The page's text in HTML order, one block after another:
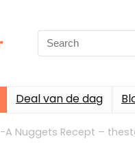
Search
for:
Deal van de dag
Nuggets Recept –